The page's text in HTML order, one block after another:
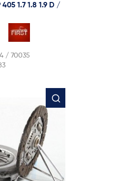
1.7 1.8 1.9 D /
/ 70035